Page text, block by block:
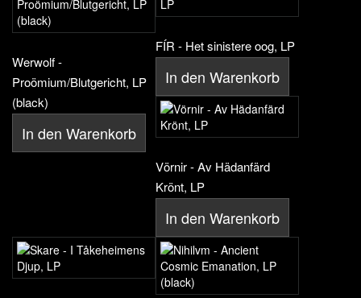
Werwolf -
Proömium/Blutgericht, LP
(black)
In den Warenkorb
FÍR - Het sinistere oog, LP
In den Warenkorb
Vörnir - Av Hädanfärd
Krönt, LP
In den Warenkorb